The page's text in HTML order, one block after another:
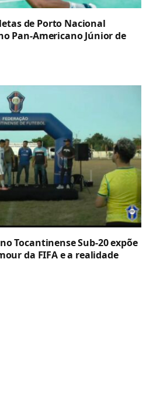
de Porto Nacional
Pan-Americano Júnior de
Tocantinense Sub-20 expõe
da FIFA e a realidade